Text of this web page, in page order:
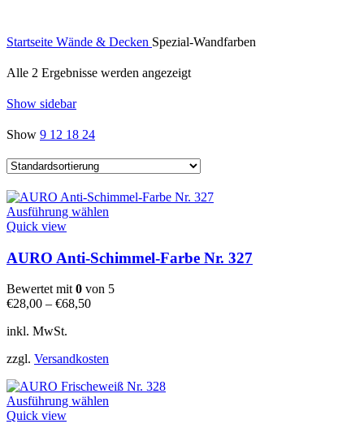
Startseite Wände & Decken Spezial-Wandfarben
Alle 2 Ergebnisse werden angezeigt
Show sidebar
Show 9 12 18 24
Ausführung wählen
mehrere
Varianten
auf.
gewählt
Quick view
AURO Anti-Schimmel-Farbe Nr. 327
Bewertet mit0 von 5
€28,00 – €68,50
inkl. MwSt.
zzgl. Versandkosten
Ausführung wählen
Quick view